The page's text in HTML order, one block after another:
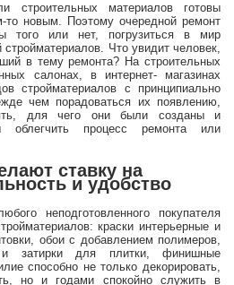
строительных материалов готовы
то новым. Поэтому очередной ремонт
того или нет, погрузиться в мир
Что увидит человек,
в тему ремонта? На строительных
салонах, в интернет- магазинах
стройматериалов с принципиально
чем порадоваться их появлению,
для чего они были созданы и
облегчить процесс ремонта или
ставку на
и удобство
неподготовленного покупателя
краски интерьерные и
обои с добавлением полимеров,
и затирки для плитки, финишные
способно не только декорировать,
но и годами спокойно служить в